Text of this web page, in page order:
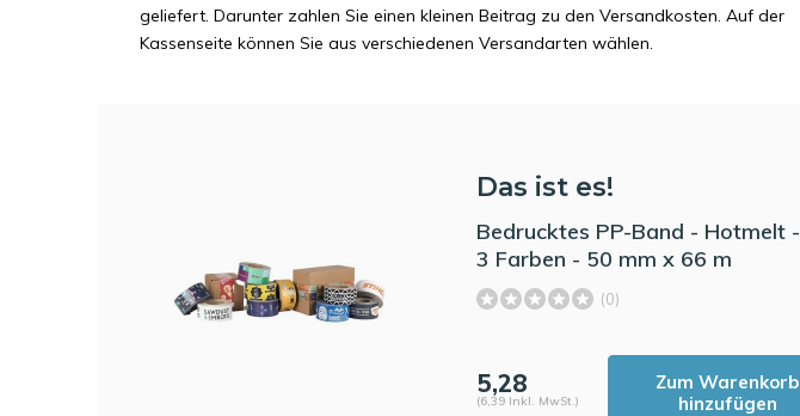
geliefert. Darunter zahlen Sie einen kleinen Beitrag zu den Versandkosten. Auf der
Kassenseite können Sie aus verschiedenen Versandarten wählen.
Das ist es!
Bedrucktes PP-Band - Hotmelt -
3 Farben - 50 mm x 66 m
(0)
5,28
(6,39 Inkl. MwSt.)
Zum Warenkorb
hinzufügen